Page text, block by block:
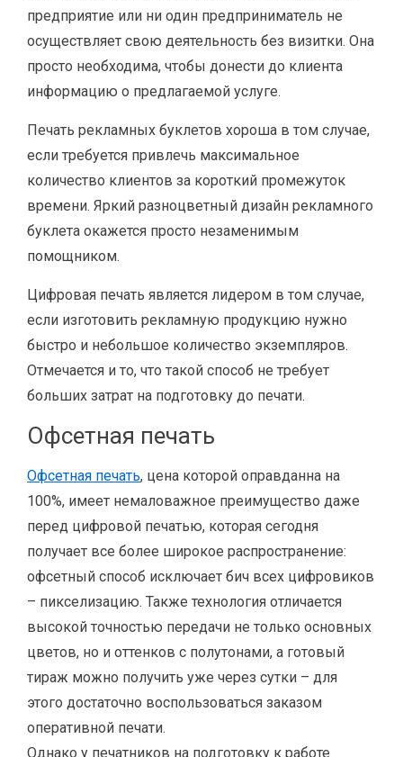
предприятие или ни один предприниматель не
осуществляет свою деятельность без визитки. Она
просто необходима, чтобы донести до клиента
информацию о предлагаемой услуге.
Печать рекламных буклетов хороша в том случае,
если требуется привлечь максимальное
количество клиентов за короткий промежуток
времени. Яркий разноцветный дизайн рекламного
буклета окажется просто незаменимым
помощником.
Цифровая печать является лидером в том случае,
если изготовить рекламную продукцию нужно
быстро и небольшое количество экземпляров.
Отмечается и то, что такой способ не требует
больших затрат на подготовку до печати.
Офсетная печать
Офсетная печать, цена которой оправданна на
100%, имеет немаловажное преимущество даже
перед цифровой печатью, которая сегодня
получает все более широкое распространение:
офсетный способ исключает бич всех цифровиков
– пикселизацию. Также технология отличается
высокой точностью передачи не только основных
цветов, но и оттенков с полутонами, а готовый
тираж можно получить уже через сутки – для
этого достаточно воспользоваться заказом
оперативной печати.
Однако у печатников на подготовку к работе